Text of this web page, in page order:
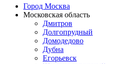
Город Москва
Московская область
Дмитров
Долгопрудный
Домодедово
Дубна
Егорьевск